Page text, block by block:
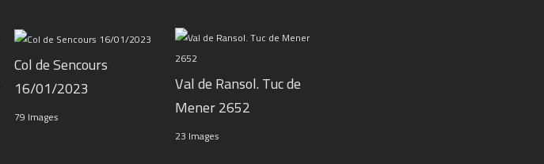
Col de Sencours
16/01/2023
79 Images
Val de Ransol. Tuc de
Mener 2652
23 Images